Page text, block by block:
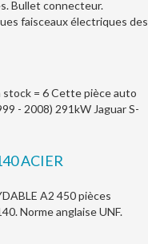
Bullet connecteur.
faisceaux électriques des
stock = 6 Cette pièce auto
- 2008) 291kW Jaguar S-
ACIER
A2 450 pièces
Norme anglaise UNF.